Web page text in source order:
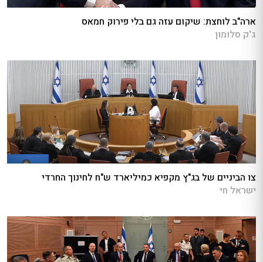
ארה"ב לוחצת: שיקום עזה גם בלי פירוק חמאס
ג'ק סלומון
צו הביניים של בג"ץ מקפיא כמיליארד ש"ח לחינוך החרדי
ישראל חי